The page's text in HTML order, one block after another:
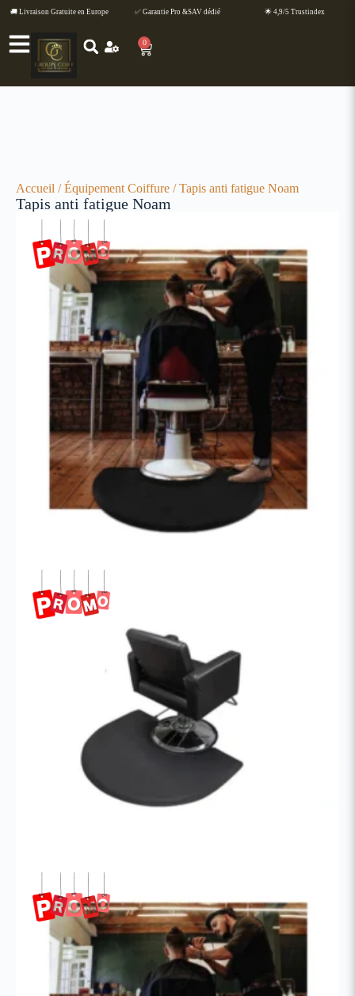
🚚 Livraison Gratuite en Europe ✅ Garantie Pro &SAV dédié 🌟 4,9/5 Trustindex
0
Accueil /Équipement Coiffure / Tapis anti fatigue Noam
Tapis anti fatigue Noam